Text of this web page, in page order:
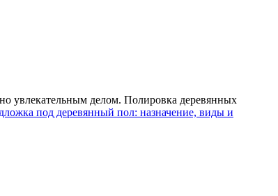
увлекательным делом. Полировка деревянных
под деревянный пол: назначение, виды и